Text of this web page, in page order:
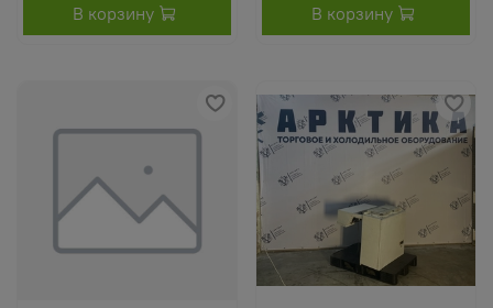
В корзину В корзину